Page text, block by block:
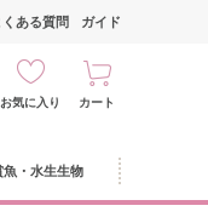
くある質問 ガイド
お気に入り カート
魚・水生生物